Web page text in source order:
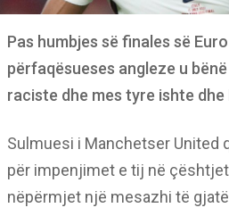
Pas humbjes së finales së
përfaqësueses angleze u
raciste dhe mes tyre ishte
Sulmuesi i Manchetser United
për impenjimet e tij në
nëpërmjet një mesazhi të